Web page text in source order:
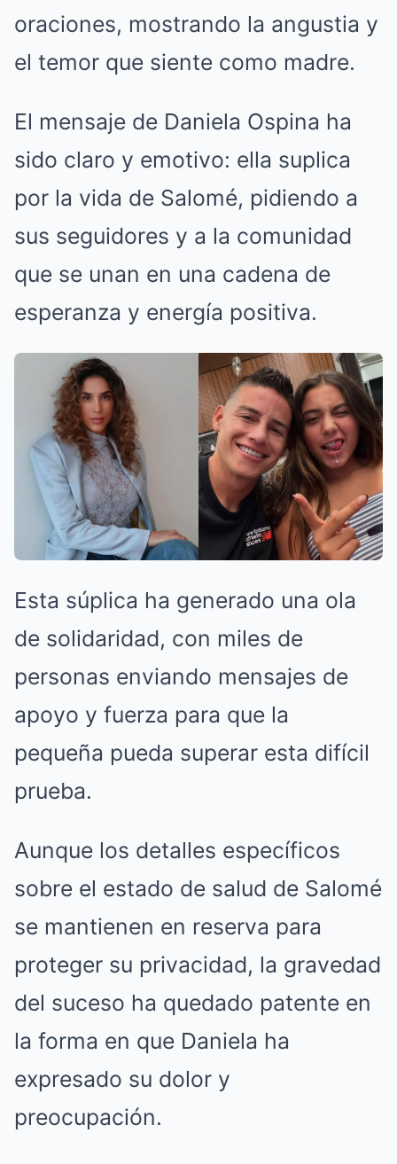
oraciones, mostrando la angustia y
el temor que siente como madre.
El mensaje de Daniela Ospina ha
sido claro y emotivo: ella suplica
por la vida de Salomé, pidiendo a
sus seguidores y a la comunidad
que se unan en una cadena de
esperanza y energía positiva.
Esta súplica ha generado una ola
de solidaridad, con miles de
personas enviando mensajes de
apoyo y fuerza para que la
pequeña pueda superar esta difícil
prueba.
Aunque los detalles específicos
sobre el estado de salud de Salomé
se mantienen en reserva para
proteger su privacidad, la gravedad
del suceso ha quedado patente en
la forma en que Daniela ha
expresado su dolor y
preocupación.